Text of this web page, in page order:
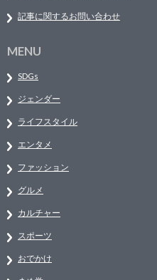
記事に関するお問い合わせ
MENU
SDGs
ジェンダー
ライフスタイル
エンタメ
ファッション
グルメ
カルチャー
スポーツ
おでかけ